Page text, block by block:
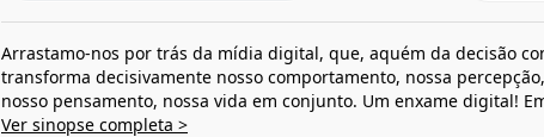
Arrastamo-nos por trás da mídia digital, que, aquém da decisão
transforma decisivamente nosso comportamento, nossa
nosso pensamento, nossa vida em conjunto. Um enxame digital!
Ver sinopse completa >